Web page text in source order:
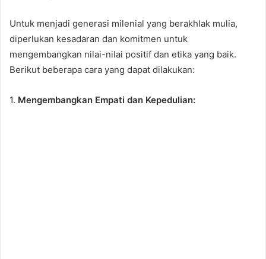
Untuk menjadi generasi milenial yang berakhlak mulia,
diperlukan kesadaran dan komitmen untuk
mengembangkan nilai-nilai positif dan etika yang baik.
Berikut beberapa cara yang dapat dilakukan:
1. Mengembangkan Empati dan Kepedulian: